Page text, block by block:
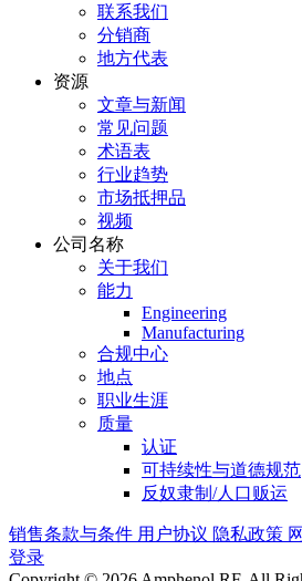
联系我们
分销商
地方代表
资源
文章与新闻
常见问题
术语表
行业趋势
市场抵押品
视频
公司名称
关于我们
能力
Engineering
Manufacturing
合规中心
地点
职业生涯
质量
认证
可持续性与道德规范
反奴隶制/人口贩运
销售条款与条件 用户协议 隐私政策
登录